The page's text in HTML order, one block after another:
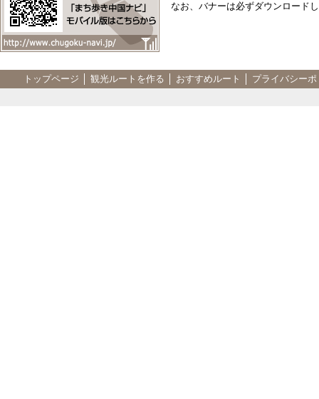
なお、バナーは必ずダウンロード
トップページ 観光ルートを作る おすすめルート プライバシー